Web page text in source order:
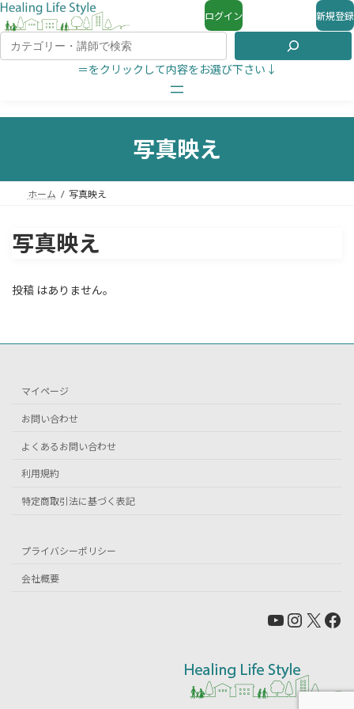
ログイン 新規登録
＝をクリックして内容をお選び下さい↓
写真映え
ホーム 写真映え
写真映え
投稿 はありません。
マイページ
お問い合わせ
よくあるお問い合わせ
利用規約
特定商取引法に基づく表記
プライバシーポリシー
会社概要